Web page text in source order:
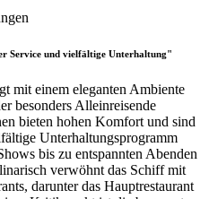
Service und vielfältige Unterhaltung"
mit einem eleganten Ambiente
besonders Alleinreisende
bieten hohen Komfort und sind
Unterhaltungsprogramm
bis zu entspannten Abenden
verwöhnt das Schiff mit
darunter das Hauptrestaurant